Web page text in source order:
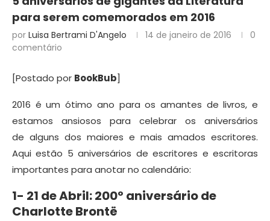
para serem comemorados em 2016
por Luisa Bertrami D'Angelo 14 de janeiro de 2016
0
comentário
[Postado por BookBub]
2016 é um ótimo ano para os amantes de livros, e
estamos ansiosos para celebrar os aniversários
de alguns dos maiores e mais amados escritores.
Aqui estão 5 aniversários de escritores e escritoras
importantes para anotar no calendário:
1- 21 de Abril: 200º aniversário de
Charlotte Brontë